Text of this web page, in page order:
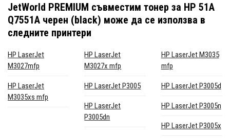
JetWorld PREMIUM съвместим тонер за HP 51A
Q7551A черен (black) може да се използва в
следните принтери
HP LaserJet
M3027mfp
HP LaserJet
M3027x mfp
HP LaserJet M3035
mfp
HP LaserJet
M3035xs mfp
HP LaserJet P3005 HP LaserJet P3005d
HP LaserJet
P3005dn
HP LaserJet P3005n
HP LaserJet P3005x